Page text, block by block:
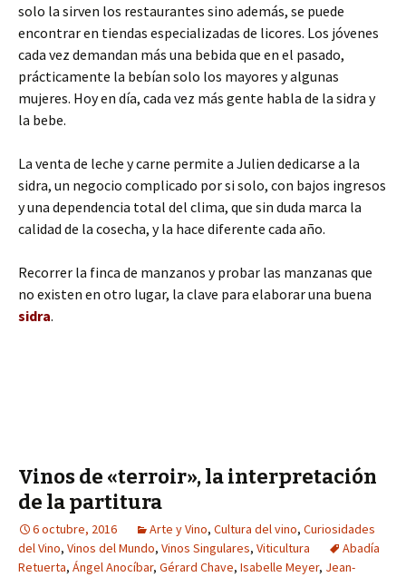
solo la sirven los restaurantes sino además, se puede
encontrar en tiendas especializadas de licores. Los jóvenes
cada vez demandan más una bebida que en el pasado,
prácticamente la bebían solo los mayores y algunas
mujeres. Hoy en día, cada vez más gente habla de la sidra y
la bebe.
La venta de leche y carne permite a Julien dedicarse a la
sidra, un negocio complicado por si solo, con bajos ingresos
y una dependencia total del clima, que sin duda marca la
calidad de la cosecha, y la hace diferente cada año.
Recorrer la finca de manzanos y probar las manzanas que
no existen en otro lugar, la clave para elaborar una buena
sidra.
Vinos de «terroir», la interpretación
de la partitura
6 octubre, 2016 Arte y Vino, Cultura del vino, Curiosidades
del Vino, Vinos del Mundo, Vinos Singulares, Viticultura
Abadía
Retuerta, Ángel Anocíbar, Gérard Chave, Isabelle Meyer, Jean-